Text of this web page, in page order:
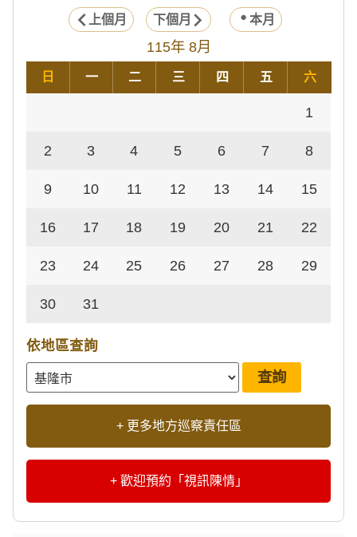
上個月 下個月 本月
115年 8月
日 一 二 三 四 五 六
1
2 3 4 5 6 7 8
9 10 11 12 13 14 15
16 17 18 19 20 21 22
23 24 25 26 27 28 29
30 31
依地區查詢
+ 更多地方巡察責任區
+ 歡迎預約「視訊陳情」